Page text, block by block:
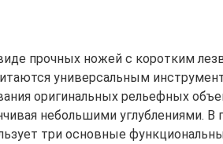
прочных ножей с коротким
универсальным
оригинальных рельефных
небольшими углублениями. В
три основные